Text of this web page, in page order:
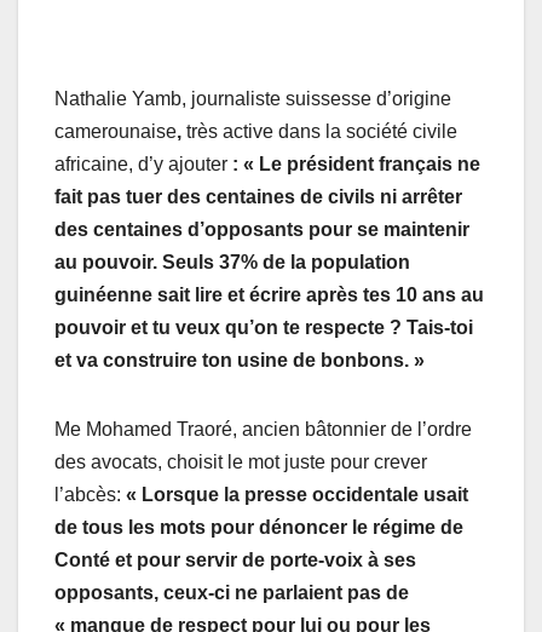
Nathalie Yamb, journaliste suissesse d’origine
camerounaise, très active dans la société civile
africaine, d’y ajouter : « Le président français ne
fait pas tuer des centaines de civils ni arrêter
des centaines d’opposants pour se maintenir
au pouvoir. Seuls 37% de la population
guinéenne sait lire et écrire après tes 10 ans au
pouvoir et tu veux qu’on te respecte ? Tais-toi
et va construire ton usine de bonbons. »
Me Mohamed Traoré, ancien bâtonnier de l’ordre
des avocats, choisit le mot juste pour crever
l’abcès: « Lorsque la presse occidentale usait
de tous les mots pour dénoncer le régime de
Conté et pour servir de porte-voix à ses
opposants, ceux-ci ne parlaient pas de
« manque de respect pour lui ou pour les